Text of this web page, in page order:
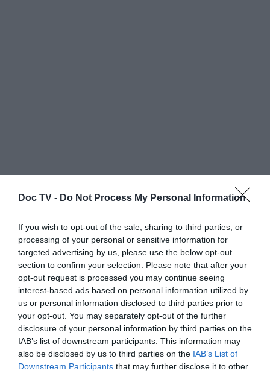
Doc TV - Do Not Process My Personal Information
If you wish to opt-out of the sale, sharing to third parties, or
processing of your personal or sensitive information for
targeted advertising by us, please use the below opt-out
section to confirm your selection. Please note that after your
opt-out request is processed you may continue seeing
interest-based ads based on personal information utilized by
us or personal information disclosed to third parties prior to
your opt-out. You may separately opt-out of the further
disclosure of your personal information by third parties on the
IAB’s list of downstream participants. This information may
also be disclosed by us to third parties on the IAB’s List of
Downstream Participants that may further disclose it to other
Πάντα ξεκινάω με ηθοποιούς που γνωρίζω
προσωπικά ή γνωρίζω τη δουλειά τους, και
υπάρχουν πράγματα στη δουλειά τους, την
παρουσία τους ή τη δική τους